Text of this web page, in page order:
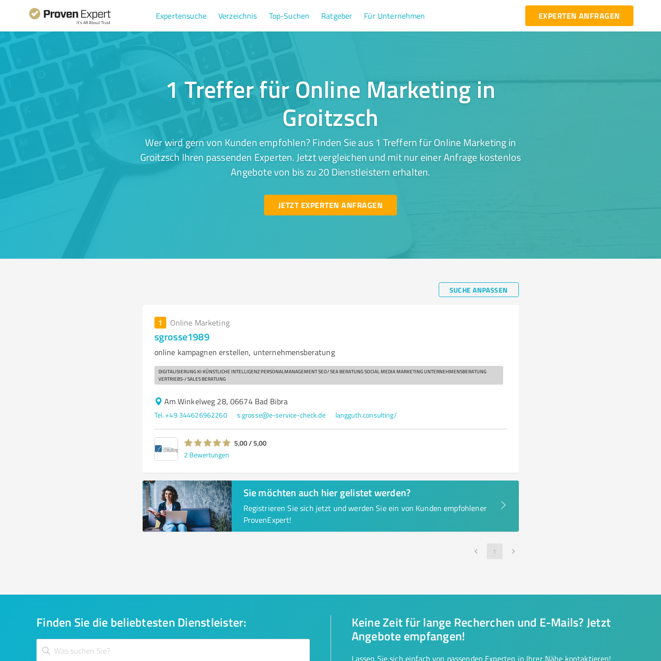
Expertensuche Verzeichnis Top-Suchen Ratgeber Für Unternehmen EXPERTEN ANFRAGEN
1 Treffer für Online Marketing in
Groitzsch
Wer wird gern von Kunden empfohlen? Finden Sie aus 1 Treffern für Online Marketing in
Groitzsch Ihren passenden Experten. Jetzt vergleichen und mit nur einer Anfrage kostenlos
Angebote von bis zu 20 Dienstleistern erhalten.
JETZT EXPERTEN ANFRAGEN
SUCHE ANPASSEN
1 Online Marketing
sgrosse1989
online kampagnen erstellen, unternehmensberatung
DIGITALISIERUNG KI KÜNSTLICHE INTELLIGENZ PERSONALMANAGEMENT SEO/ SEA BERATUNG SOCIAL MEDIA MARKETING UNTERNEHMENSBERATUNG
VERTRIEBS-/ SALES BERATUNG
Am Winkelweg 28, 06674 Bad Bibra
Tel. +49 344626962260 s.grosse@e-service-check.de langguth.consulting/
5,00 / 5,00
2 Bewertungen
Sie möchten auch hier gelistet werden?
Registrieren Sie sich jetzt und werden Sie ein von Kunden empfohlener
ProvenExpert!
1
Finden Sie die beliebtesten Dienstleister:
Keine Zeit für lange Recherchen und E-Mails? Jetzt
Angebote empfangen!
Lassen Sie sich einfach von passenden Experten in Ihrer Nähe kontaktieren!